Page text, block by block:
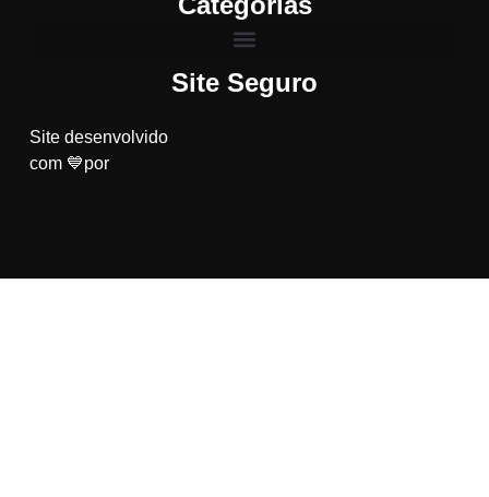
Site Seguro
Site desenvolvido
com 💙por